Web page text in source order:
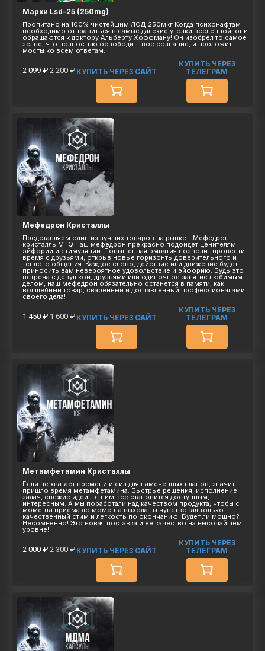
Марки Lsd-25 (250mg)
Пропитано на 100% чистейшим ЛСД 250мкг Когда психонафтам
необходимо отправиться в самые далекие уголки вселенной, они
обращаются к доктору Альберту Хоффману! Он изобрел то самое
зелье, что полностью освободит твое сознание, и проложит
мосты ко всем ответам.
2 099 ₽ 2 200 ₽ КУПИТЬ ЧЕРЕЗ САЙТ
КУПИТЬ ЧЕРЕЗ
ТЕЛЕГРАМ
Мефедрон Кристаллы
Представляем один из лучших товаров на рынке - Мефедрон
кристаллы VHQ Наш мефедрон прекрасно подойдет ценителям
эйфории и стимуляции. Повышенная эмпатия позволит провести
время с друзьями, открыв новые горизонты доверительного и
теплого общения. Каждое слово, действие или движение будет
приносить вам невероятное удовольствие и эйфорию. Будь это
встреча с девушкой, друзьями или одиночное занятие любимым
делом, наш мефедрон обязательно останется в памяти, как
волшебный товар, сваренный и доставленный профессионалами
своего дела!
1 450 ₽ 1 600 ₽ КУПИТЬ ЧЕРЕЗ САЙТ
КУПИТЬ ЧЕРЕЗ
ТЕЛЕГРАМ
Метамфетамин Кристаллы
Если не хватает времени и сил для намеченных планов, значит
пришло время метамфетамина. Быстрые решения, исполнение
задач, свежие идеи - с ним все становится доступным,
интересным. А мы поработали над качеством продукта, чтобы с
момента приема до момента выхода ты чувствовал только
качественный стим и легкость по окончанию. Будет ли мощно?
Несомненно! Это новая поставка и ее качество на высочайшем
уровне!
2 000 ₽ 2 300 ₽ КУПИТЬ ЧЕРЕЗ САЙТ
КУПИТЬ ЧЕРЕЗ
ТЕЛЕГРАМ